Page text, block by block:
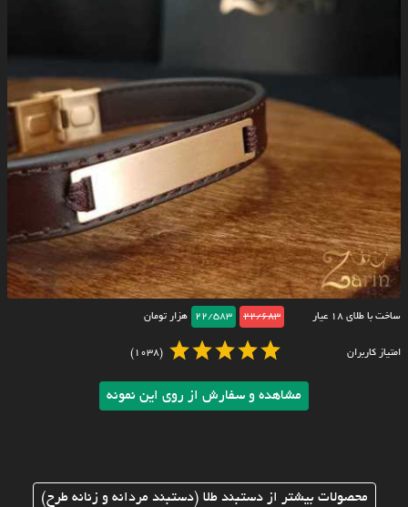
ساخت با طلای ۱۸ عیار 22/683
22/583 هزار تومان
امتیاز کاربران (1038)
مشاهده و سفارش از روی این نمونه
محصولات بیشتر از دستبند طلا (دستبند مردانه و زنانه طرح)